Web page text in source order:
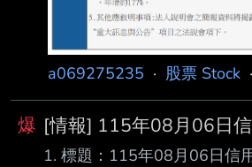
a069275235 · 股票 Stock ·
爆 [情報] 115年08月06日
1. 標題：115年08月06日信